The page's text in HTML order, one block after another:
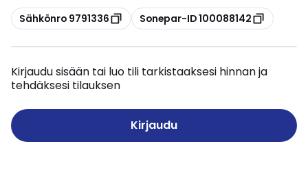
Kopioi
Sähkönro 9791336 Kopioi
Sonepar-ID 100088142
Kirjaudu sisään tai luo tili tarkistaaksesi hinnan ja
tehdäksesi tilauksen
Kirjaudu